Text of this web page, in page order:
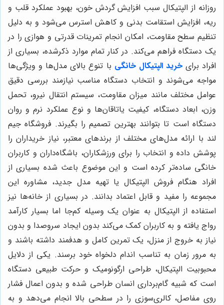
روزانه از الپتیکال سبب افزایش گردش خون، بهبود عملکرد قلب و
ریه، افزایش استقامت بدنی و کاهش استرس می‌شود و به دلیل
تنظیم سطح مقاومت، امکان انجام تمرینات قدرتی و هوازی را در
یک دستگاه فراهم می‌کند. در کنار تمام موارد ذکرشده، بسیاری از
افراد برای خرید الپتیکال خانگی با تنوع بالای مدل‌ها و ویژگی‌ها
مواجه می‌شوند و انتخاب دستگاه مناسب نیازمند بررسی دقیق
عوامل مختلف مانند میزان مقاومت، سیستم انتقال نیرو، تحمل
وزن، ابعاد دستگاه، کیفیت یاتاقان‌ها و نوع عملکرد نرم و روان
دستگاه است تا بتوانند بهترین تصمیم را بگیرند. فروشگاه جیم
لند با ارائه مدل‌های مختلف از برندهای معتبر، نیاز خریداران را
پوشش داده و انتخاب را برای ورزشکاران، باشگاه‌داران و کاربران
خانگی ساده‌تر کرده است و این موضوع باعث شده بسیاری از
افراد هنگام فروش الپتیکال یا تهیه مدل جدید، مشاوره این
مجموعه را مفید و قابل اعتماد بدانند. در بسیاری از خانه‌ها نیز
استفاده از الپتیکال به عنوان یک وسیله کم‌جا اما بسیار کارآمد
رواج یافته و به کاربران کمک می‌کند بدون ایجاد سروصدا و بدون
نیاز به خروج از منزل، یک تمرین کامل و هدفمند داشته باشند و
به مرور زمان به تناسب اندام دلخواه خود برسند. یکی از دلایل
محبوبیت الپتیکال، طراحی ارگونومیک و حرکت طبیعی دستگاه
است که شبیه گام‌برداری انسان طراحی شده و بدون اعمال فشار
روی مفاصل، کالری‌سوزی را در سطحی بالا انجام می‌دهد و به